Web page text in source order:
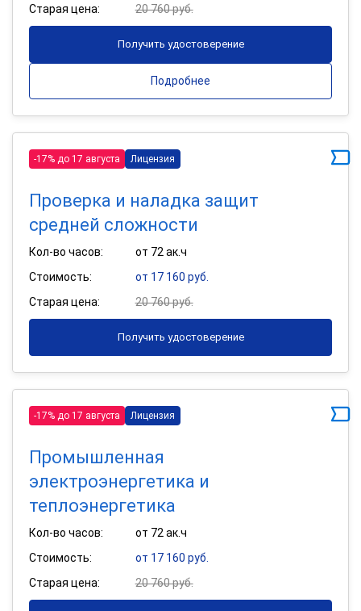
Старая цена:
20 760 руб.
Получить удостоверение
Подробнее
-17% до 17 августа Лицензия
Проверка и наладка защит
средней сложности
Кол-во часов:
от 72 ак.ч
Стоимость:
от 17 160 руб.
Старая цена:
20 760 руб.
Получить удостоверение
-17% до 17 августа Лицензия
Промышленная
электроэнергетика и
теплоэнергетика
Кол-во часов:
от 72 ак.ч
Стоимость:
от 17 160 руб.
Старая цена:
20 760 руб.